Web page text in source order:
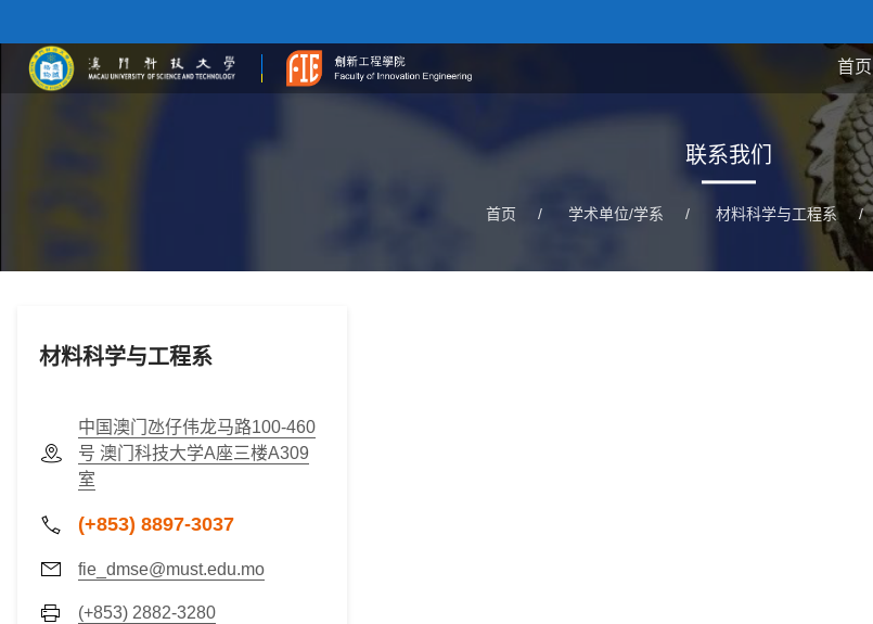
首页
联系我们
首页 / 学术单位/学系 / 材料科学与工程系 /
材料科学与工程系
中国澳门氹仔伟龙马路100-460
号 澳门科技大学A座三楼A309
室
(+853) 8897-3037
fie_dmse@must.edu.mo
(+853) 2882-3280